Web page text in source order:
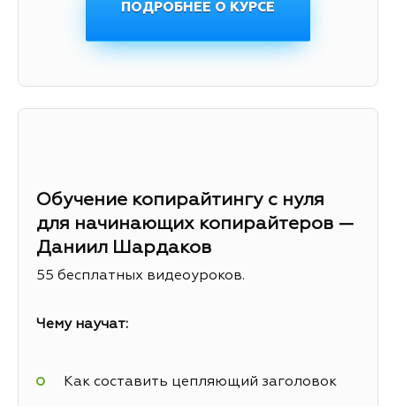
ПОДРОБНЕЕ О КУРСЕ
Обучение копирайтингу с нуля
для начинающих копирайтеров —
Даниил Шардаков
55 бесплатных видеоуроков.
Чему научат:
Как составить цепляющий заголовок